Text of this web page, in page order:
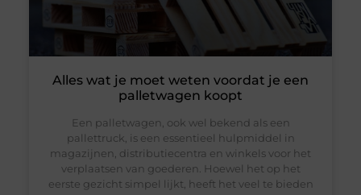
Alles wat je moet weten voordat je een
palletwagen koopt
Een palletwagen, ook wel bekend als een
pallettruck, is een essentieel hulpmiddel in
magazijnen, distributiecentra en winkels voor het
verplaatsen van goederen. Hoewel het op het
eerste gezicht simpel lijkt, heeft het veel te bieden